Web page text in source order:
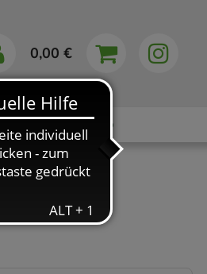
0,00 €
Ratgeber App